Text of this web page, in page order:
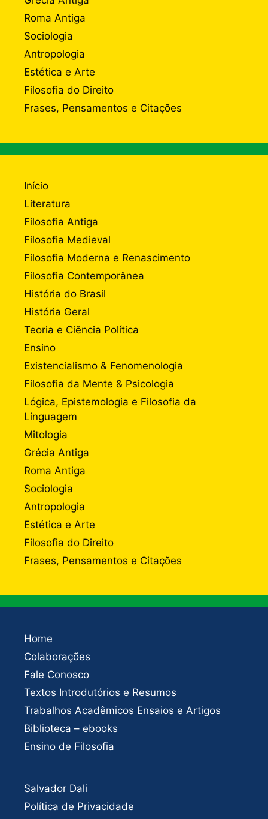
Roma Antiga
Sociologia
Antropologia
Estética e Arte
Filosofia do Direito
Frases, Pensamentos e Citações
Início
Literatura
Filosofia Antiga
Filosofia Medieval
Filosofia Moderna e Renascimento
Filosofia Contemporânea
História do Brasil
História Geral
Teoria e Ciência Política
Ensino
Existencialismo & Fenomenologia
Filosofia da Mente & Psicologia
Lógica, Epistemologia e Filosofia da
Linguagem
Mitologia
Grécia Antiga
Roma Antiga
Sociologia
Antropologia
Estética e Arte
Filosofia do Direito
Frases, Pensamentos e Citações
Home
Colaborações
Fale Conosco
Textos Introdutórios e Resumos
Trabalhos Acadêmicos Ensaios e Artigos
Biblioteca – ebooks
Ensino de Filosofia
Salvador Dali
Política de Privacidade